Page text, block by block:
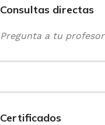
Consultas directas
Pregunta a tu profesor
Certificados